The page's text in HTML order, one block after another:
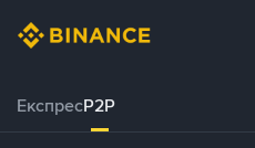
ЕкспресP2P